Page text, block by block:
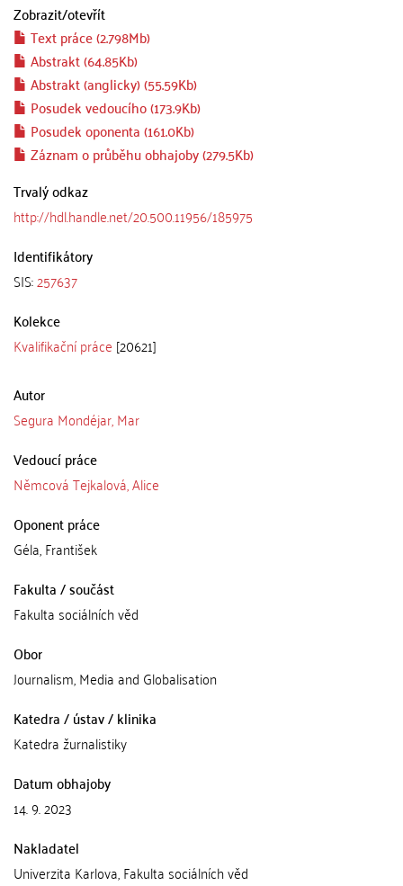
Zobrazit/otevřít
Text práce (2.798Mb)
Abstrakt (64.85Kb)
Abstrakt (anglicky) (55.59Kb)
Posudek vedoucího (173.9Kb)
Posudek oponenta (161.0Kb)
Záznam o průběhu obhajoby (279.5Kb)
Trvalý odkaz
http://hdl.handle.net/20.500.11956/185975
Identifikátory
SIS:257637
Kolekce
Kvalifikační práce [20621]
Autor
Segura Mondéjar, Mar
Vedoucí práce
Němcová Tejkalová, Alice
Oponent práce
Géla, František
Fakulta / součást
Fakulta sociálních věd
Obor
Journalism, Media and Globalisation
Katedra / ústav / klinika
Katedra žurnalistiky
Datum obhajoby
14. 9. 2023
Nakladatel
Univerzita Karlova, Fakulta sociálních věd